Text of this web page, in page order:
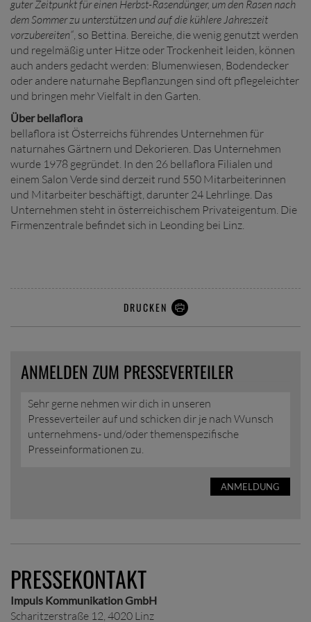
guter Zeitpunkt für einen Herbst-Rasendünger, um den Rasen nach
dem Sommer zu unterstützen und auf die kühlere Jahreszeit
vorzubereiten“, so Bettina. Bereiche, die wenig genutzt werden
und regelmäßig unter Hitze oder Trockenheit leiden, können
auch anders gedacht werden: Blumenwiesen, Bodendecker
oder andere naturnahe Bepflanzungen sind oft pflegeleichter
und bringen mehr Vielfalt in den Garten.
Über bellaflora
bellaflora ist Österreichs führendes Unternehmen für
naturnahes Gärtnern und Dekorieren. Das Unternehmen
wurde 1978 gegründet. In den 26 bellaflora Filialen und
einem Salon Verde sind derzeit rund 550 Mitarbeiterinnen
und Mitarbeiter beschäftigt, darunter 24 Lehrlinge. Das
Unternehmen steht in österreichischem Privateigentum. Die
Firmenzentrale befindet sich in Leonding bei Linz.
DRUCKEN
ANMELDEN ZUM PRESSEVERTEILER
Sehr gerne nehmen wir dich in unseren
Presseverteiler auf und schicken dir je nach Wunsch
unternehmens- und/oder themenspezifische
Presseinformationen zu.
ANMELDUNG
PRESSEKONTAKT
Impuls Kommunikation GmbH
Scharitzerstraße 12, 4020 Linz